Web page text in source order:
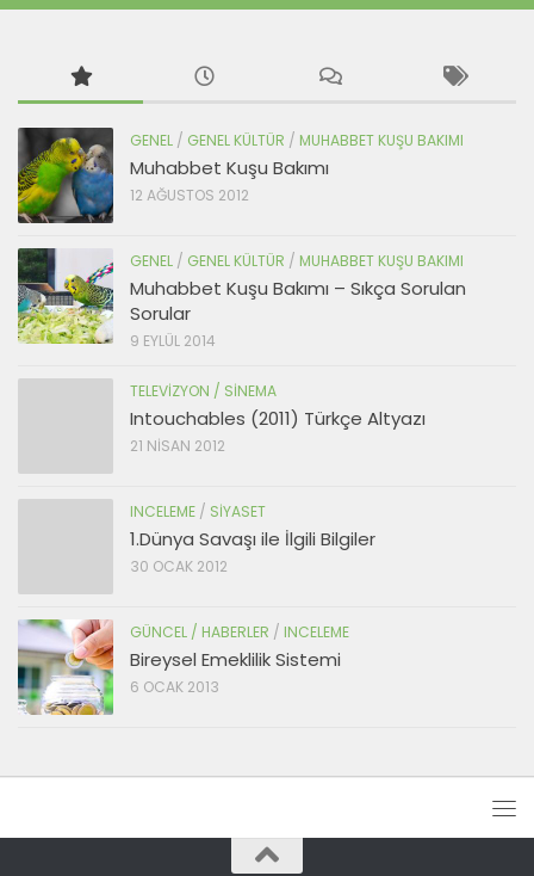
GENEL / GENEL KÜLTÜR / MUHABBET KUŞU BAKIMI
Muhabbet Kuşu Bakımı
12 AĞUSTOS 2012
GENEL / GENEL KÜLTÜR / MUHABBET KUŞU BAKIMI
Muhabbet Kuşu Bakımı – Sıkça Sorulan
Sorular
9 EYLÜL 2014
TELEVIZYON / SINEMA
Intouchables (2011) Türkçe Altyazı
21 NISAN 2012
INCELEME / SIYASET
1.Dünya Savaşı ile İlgili Bilgiler
30 OCAK 2012
GÜNCEL / HABERLER / INCELEME
Bireysel Emeklilik Sistemi
6 OCAK 2013